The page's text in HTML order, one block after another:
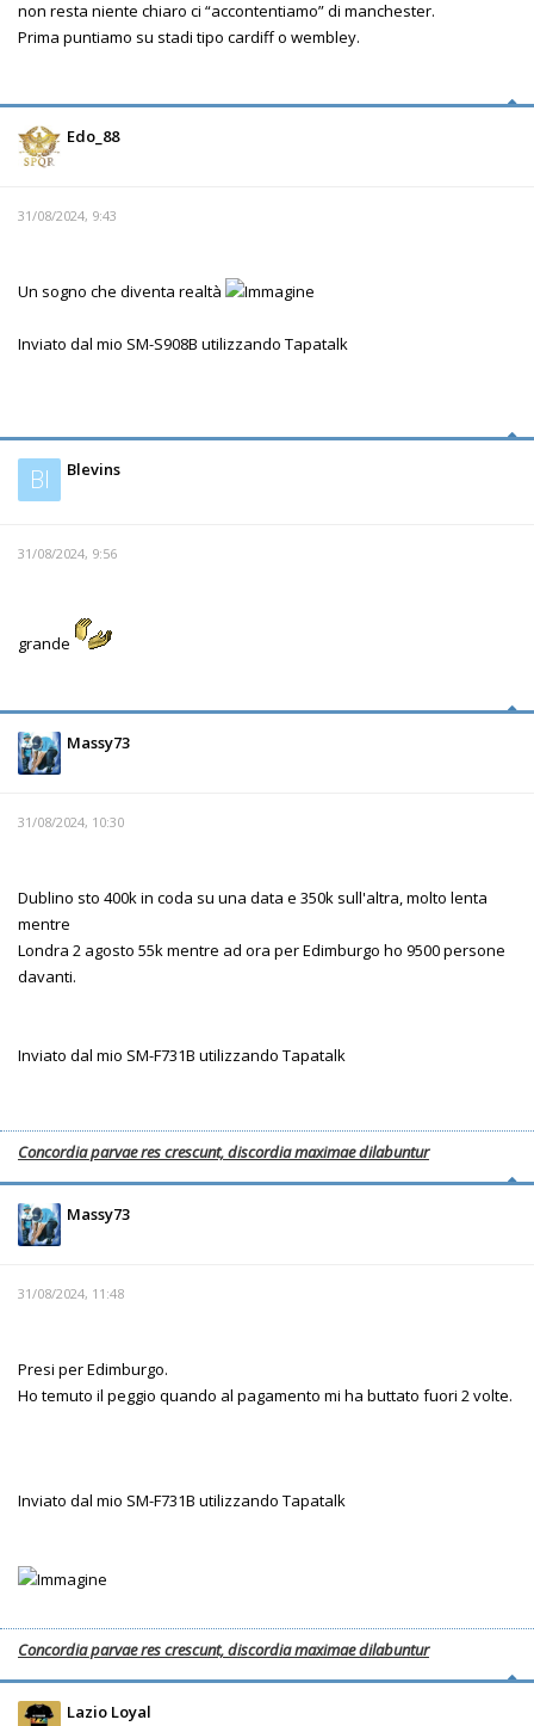
non resta niente chiaro ci “accontentiamo” di manchester.
Prima puntiamo su stadi tipo cardiff o wembley.
Edo_88
31/08/2024, 9:43
Un sogno che diventa realtà
Inviato dal mio SM-S908B utilizzando Tapatalk
Bl Blevins
31/08/2024, 9:56
grande
Massy73
31/08/2024, 10:30
Dublino sto 400k in coda su una data e 350k sull'altra, molto lenta
mentre
Londra 2 agosto 55k mentre ad ora per Edimburgo ho 9500 persone
davanti.
Inviato dal mio SM-F731B utilizzando Tapatalk
Concordia parvae res crescunt, discordia maximae dilabuntur
Massy73
31/08/2024, 11:48
Presi per Edimburgo.
Ho temuto il peggio quando al pagamento mi ha buttato fuori 2 volte.
Inviato dal mio SM-F731B utilizzando Tapatalk
Concordia parvae res crescunt, discordia maximae dilabuntur
Lazio Loyal